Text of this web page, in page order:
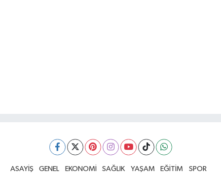
ASAYİŞ GENEL EKONOMİ SAĞLIK YAŞAM EĞİTİM
SPOR